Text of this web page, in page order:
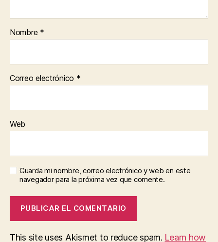
Nombre *
Correo electrónico *
Web
Guarda mi nombre, correo electrónico y web en este
navegador para la próxima vez que comente.
This site uses Akismet to reduce spam. Learn how